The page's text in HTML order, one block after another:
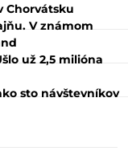
Chorvátsku
V známom
už 2,5 milióna
sto návštevníkov